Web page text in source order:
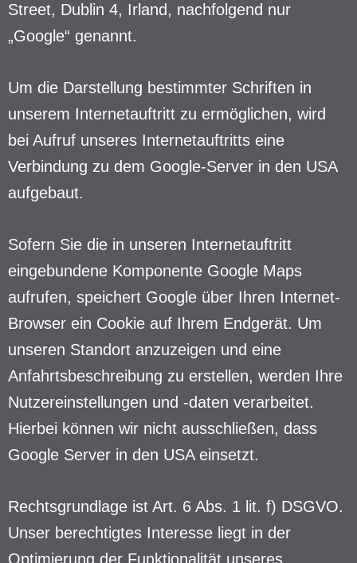
Street, Dublin 4, Irland, nachfolgend nur
„Google“ genannt.
Um die Darstellung bestimmter Schriften in
unserem Internetauftritt zu ermöglichen, wird
bei Aufruf unseres Internetauftritts eine
Verbindung zu dem Google-Server in den USA
aufgebaut.
Sofern Sie die in unseren Internetauftritt
eingebundene Komponente Google Maps
aufrufen, speichert Google über Ihren Internet-
Browser ein Cookie auf Ihrem Endgerät. Um
unseren Standort anzuzeigen und eine
Anfahrtsbeschreibung zu erstellen, werden Ihre
Nutzereinstellungen und -daten verarbeitet.
Hierbei können wir nicht ausschließen, dass
Google Server in den USA einsetzt.
Rechtsgrundlage ist Art. 6 Abs. 1 lit. f) DSGVO.
Unser berechtigtes Interesse liegt in der
Optimierung der Funktionalität unseres